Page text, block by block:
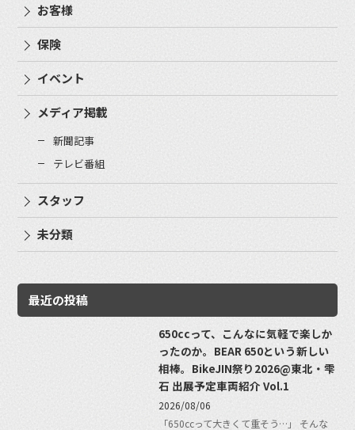
お客様
保険
イベント
メディア掲載
新聞記事
テレビ番組
スタッフ
未分類
最近の投稿
650ccって、こんなに気軽で楽しか
ったのか。BEAR 650という新しい
相棒。BikeJIN祭り2026@東北・雫
石 出展予定車両紹介 Vol.1
2026/08/06
「650ccって大きくて重そう…」 そんな